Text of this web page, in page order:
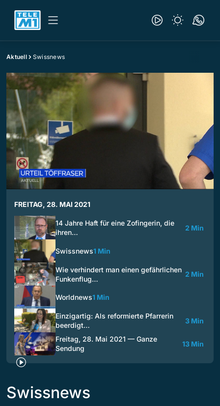
Aktuell Swissnews
FREITAG, 28. MAI 2021
14 Jahre Haft für eine Zofingerin, die
ihren…
2 Min
Swissnews1 Min
Wie verhindert man einen gefährlichen
Funkenflug…
2 Min
Worldnews1 Min
Einzigartig: Als reformierte Pfarrerin
beerdigt…
3 Min
Freitag, 28. Mai 2021 — Ganze
Sendung
13 Min
Swissnews